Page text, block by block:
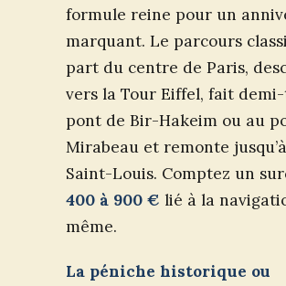
formule reine pour un
marquant. Le parcours
part du centre de Paris,
vers la Tour Eiffel, fait
pont de Bir-Hakeim ou au
Mirabeau et remonte jusqu’à
Saint-Louis. Comptez un
400 à 900 € lié à la
même.
La péniche historique ou